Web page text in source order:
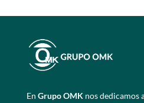
En Grupo OMKnos dedicamos